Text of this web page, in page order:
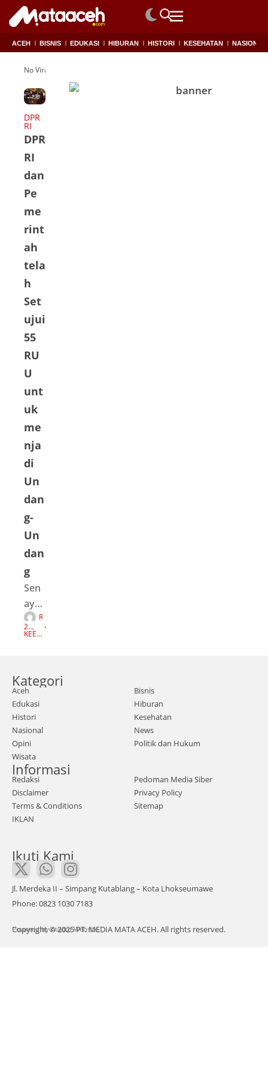
ACEH BISNIS EDUKASI HIBURAN HISTORI KESEHATAN NASIONAL
No Viral
DPR
RI
DPR
RI
dan
Pe
me
rint
ah
tela
h
Set
ujui
55
RU
U
unt
uk
me
nja
di
Un
dan
g-
Un
dan
g
Sen
aya
n,
Mat
m |
Ketu
a
DPR
RI
Pua
n
Mah
aran
i
m
pida
to
pen
an
R
A
2
TAH
KEEP
Kategori
Aceh
Bisnis
Edukasi
Hiburan
Histori
Kesehatan
Nasional
News
Opini
Politik dan Hukum
Wisata
Informasi
Redaksi
Pedoman Media Siber
Disclaimer
Privacy Policy
Terms & Conditions
Sitemap
IKLAN
Ikuti Kami
Jl. Merdeka II – Simpang Kutablang – Kota Lhokseumawe
Phone: 0823 1030 7183
Copyright © 2025 PT. MEDIA MATA ACEH. All rights reserved.
Powered byAtadro Website.